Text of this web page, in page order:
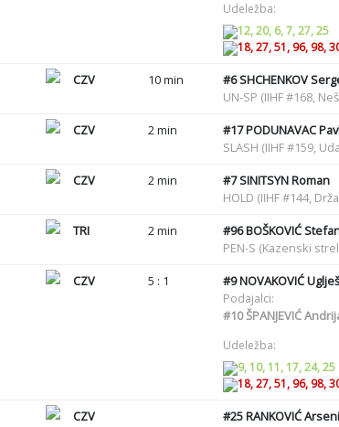
Udeležba:
12, 20, 6, 7, 27, 25
18, 27, 51, 96, 98,
CZV 10 min #6SHCHENKOV
UN-SP (IIHF #168,
CZV 2 min #17PODUNAVAC
SLASH (IIHF #159,
CZV 2 min #7SINITSYN Roman
HOLD (IIHF #144,
TRI 2 min #96BOŠKOVIĆ
PEN-S (Kazenski
CZV 5 : 1 #9NOVAKOVIĆ
Podajalci:
#10ŠPANJEVIĆ
Udeležba:
9, 10, 11, 17, 24, 25
18, 27, 51, 96, 98,
CZV #25RANKOVIĆ